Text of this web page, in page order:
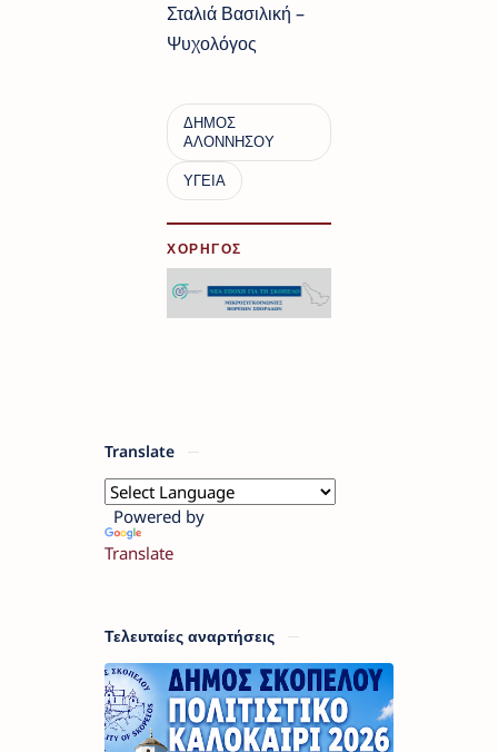
Σταλιά Βασιλική –
Ψυχολόγος
ΧΟΡΗΓΟΣ
Translate
Powered by
Translate
Τελευταίες αναρτήσεις